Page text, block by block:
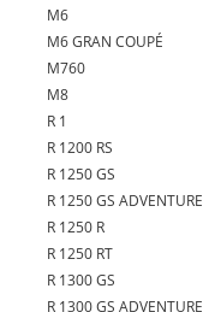
M6
M6 GRAN COUPÉ
M760
M8
R 1
R 1200 RS
R 1250 GS
R 1250 GS ADVENTURE
R 1250 R
R 1250 RT
R 1300 GS
R 1300 GS ADVENTURE